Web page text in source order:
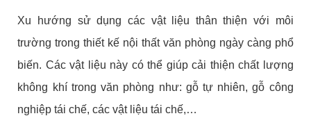
Xu hướng sử dụng các vật liệu thân thiện với môi
trường trong thiết kế nội thất văn phòng ngày càng phổ
biến. Các vật liệu này có thể giúp cải thiện chất lượng
không khí trong văn phòng như: gỗ tự nhiên, gỗ công
nghiệp tái chế, các vật liệu tái chế,…